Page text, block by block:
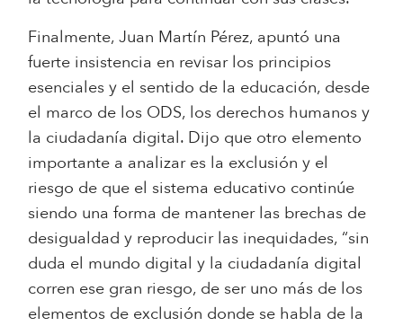
Finalmente, Juan Martín Pérez, apuntó una
fuerte insistencia en revisar los principios
esenciales y el sentido de la educación, desde
el marco de los ODS, los derechos humanos y
la ciudadanía digital. Dijo que otro elemento
importante a analizar es la exclusión y el
riesgo de que el sistema educativo continúe
siendo una forma de mantener las brechas de
desigualdad y reproducir las inequidades, “sin
duda el mundo digital y la ciudadanía digital
corren ese gran riesgo, de ser uno más de los
elementos de exclusión donde se habla de la